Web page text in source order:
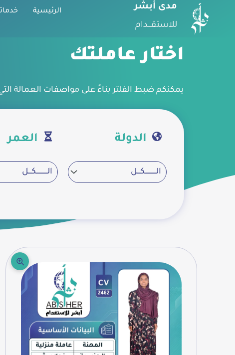
مدى أبشر
للاستقـــدام
الرئيسية
اختار عاملتك
يمكنكم ضبط الفلتر بناءً على مواصفات العمالة
الدولة العمر